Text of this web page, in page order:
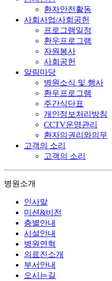
환자안전활동
사회사업/사회공헌
프로그램일정
환우프로그램
자원봉사
사회공헌
알림마당
병원소식 및 행사
환우프로그램
주간식단표
개인정보처리방침
CCTV운영관리
환자의권리와의무
고객의 소리
고객의 소리
병원소개
인사말
미션&비전
층별안내
시설안내
병원연혁
의료진소개
부서안내
오시는길